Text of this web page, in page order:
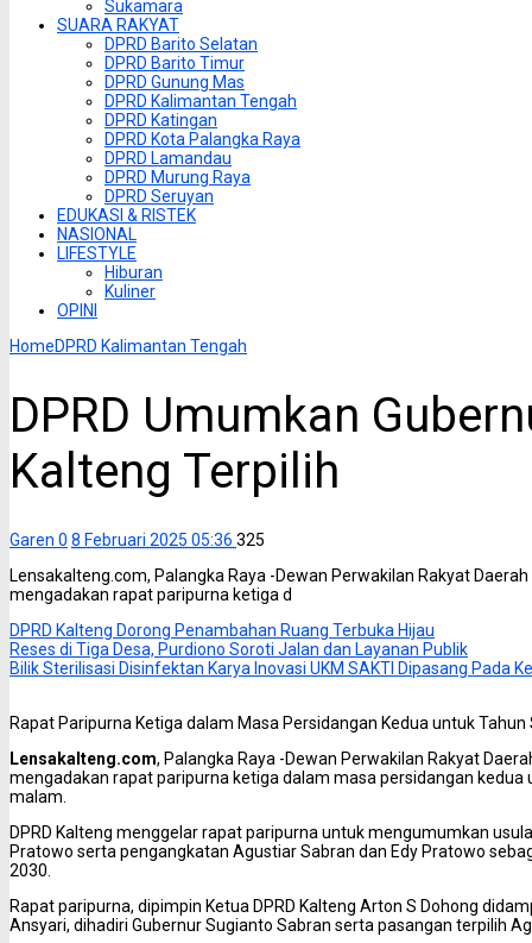
Sukamara
SUARA RAKYAT
DPRD Barito Selatan
DPRD Barito Timur
DPRD Gunung Mas
DPRD Kalimantan Tengah
DPRD Katingan
DPRD Kota Palangka Raya
DPRD Lamandau
DPRD Murung Raya
DPRD Seruyan
EDUKASI & RISTEK
NASIONAL
LIFESTYLE
Hiburan
Kuliner
OPINI
HomeDPRD Kalimantan Tengah
DPRD Umumkan
Kalteng Terpilih
Garen 0 8 Februari 2025 05:36 325
Lensakalteng.com, Palangka Raya -Dewan Perwakilan Rakyat
mengadakan rapat paripurna ketiga d
DPRD Kalteng Dorong Penambahan Ruang Terbuka Hijau
Reses di Tiga Desa, Purdiono Soroti Jalan dan Layanan Publik
Bilik Sterilisasi Disinfektan Karya Inovasi UKM SAKTI Dipasang Pada
Rapat Paripurna Ketiga dalam Masa Persidangan Kedua untuk Tahun
Lensakalteng.com, Palangka Raya -Dewan Perwakilan Rakyat
mengadakan rapat paripurna ketiga dalam masa persidangan
malam.
DPRD Kalteng menggelar rapat paripurna untuk mengumumkan
Pratowo serta pengangkatan Agustiar Sabran dan Edy Pratowo
2030.
Rapat paripurna, dipimpin Ketua DPRD Kalteng Arton S Dohong
Ansyari, dihadiri Gubernur Sugianto Sabran serta pasangan terpilih